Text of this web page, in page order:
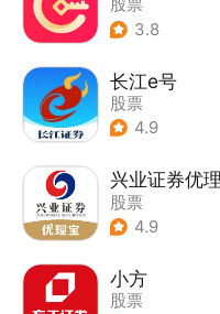
股票
3.8
长江e号
股票
4.9
兴业证券优
股票
4.9
小方
股票